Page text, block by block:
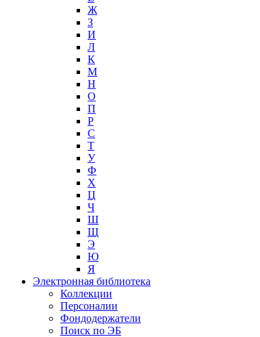
Ж
З
И
Л
К
М
Н
О
П
Р
С
Т
У
Ф
Х
Ц
Ч
Ш
Щ
Э
Ю
Я
Электронная библиотека
Коллекции
Персоналии
Фондодержатели
Поиск по ЭБ